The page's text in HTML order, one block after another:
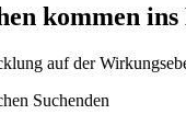
kommen ins
auf der
Suchenden